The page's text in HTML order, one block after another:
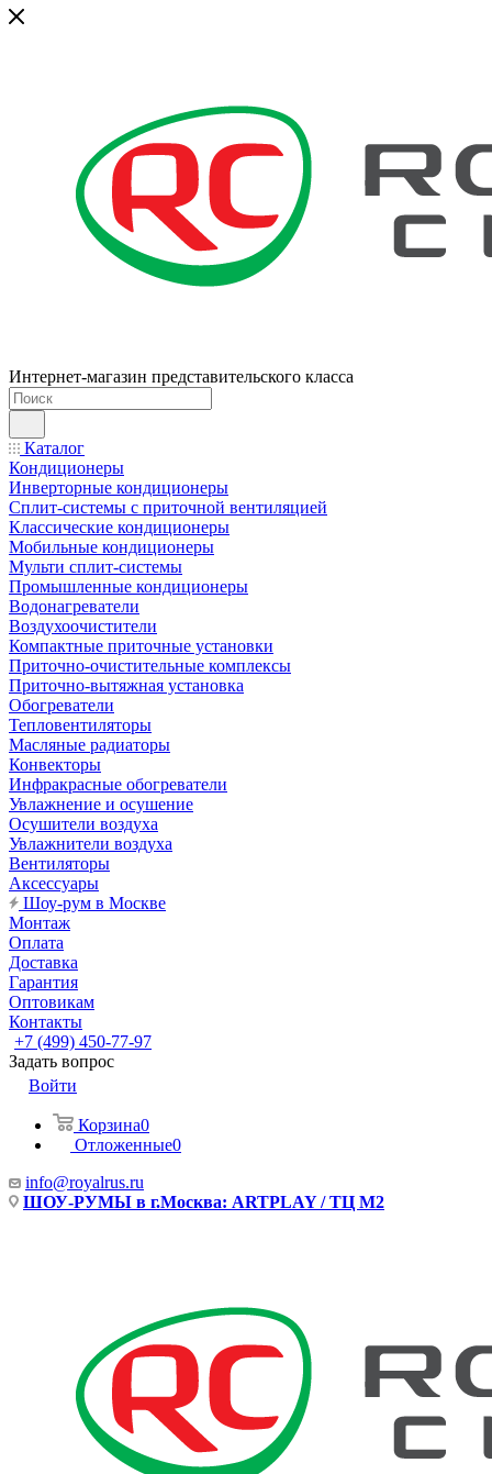
Интернет-магазин представительского класса
Каталог
Кондиционеры
Инверторные кондиционеры
Сплит-системы с приточной вентиляцией
Классические кондиционеры
Мобильные кондиционеры
Мульти сплит-системы
Промышленные кондиционеры
Водонагреватели
Воздухоочистители
Компактные приточные установки
Приточно-очистительные комплексы
Приточно-вытяжная установка
Обогреватели
Тепловентиляторы
Масляные радиаторы
Конвекторы
Инфракрасные обогреватели
Увлажнение и осушение
Осушители воздуха
Увлажнители воздуха
Вентиляторы
Аксессуары
Шоу-рум в Москве
Монтаж
Оплата
Доставка
Гарантия
Оптовикам
Контакты
+7 (499) 450-77-97
Задать вопрос
Войти
Корзина0
Отложенные0
info@royalrus.ru
ШОУ-РУМЫ в г.Москва: ARTPLAY / ТЦ М2